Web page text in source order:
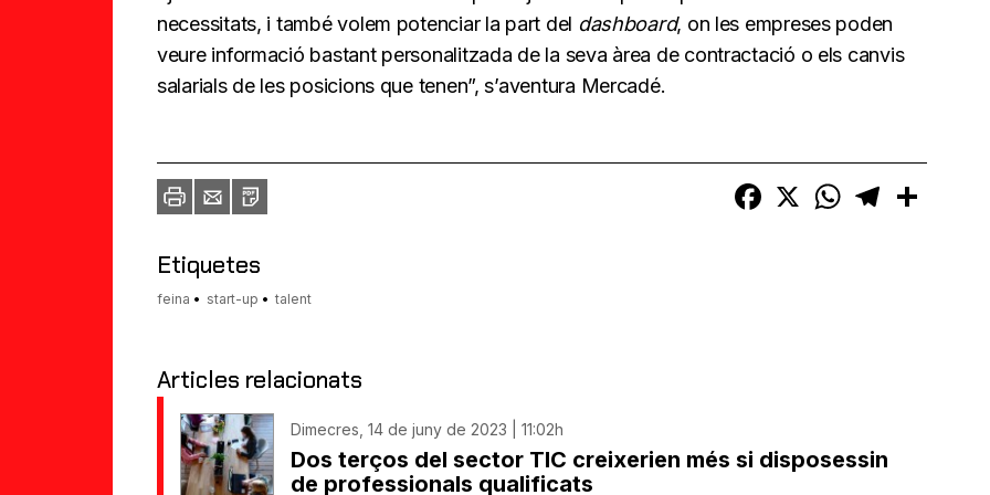
necessitats, i també volem potenciar la part del dashboard, on les empreses poden
veure informació bastant personalitzada de la seva àrea de contractació o els canvis
salarials de les posicions que tenen”, s’aventura Mercadé.
ImprimirEnvia
un
PDF Facebook
X WhatsAppTelegram
Etiquetes
feina start-up talent
Articles relacionats
Dimecres, 14 de juny de 2023 | 11:02h
Dos terços del sector TIC creixerien més si disposessin
de professionals qualificats